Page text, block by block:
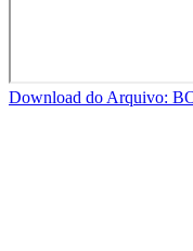
Download do Arquivo: